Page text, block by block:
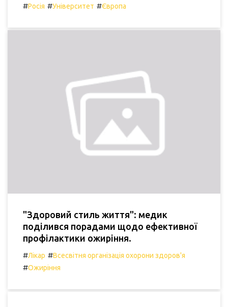
#Росія #Університет #Європа
"Здоровий стиль життя": медик
поділився порадами щодо ефективної
профілактики ожиріння.
#Лікар #Всесвітня організація охорони здоров'я
#Ожиріння